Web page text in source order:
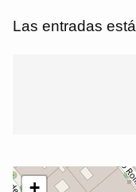
Las entradas